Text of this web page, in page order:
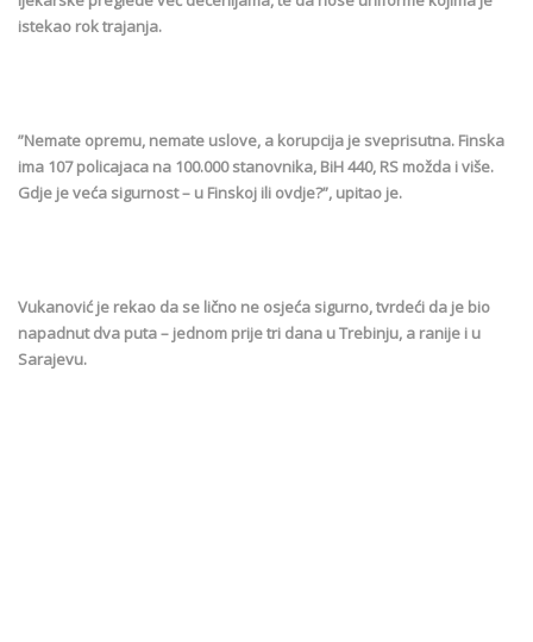
istekao rok trajanja.
”Nemate opremu, nemate uslove, a korupcija je sveprisutna. Finska
ima 107 policajaca na 100.000 stanovnika, BiH 440, RS možda i više.
Gdje je veća sigurnost – u Finskoj ili ovdje?”, upitao je.
Vukanović je rekao da se lično ne osjeća sigurno, tvrdeći da je bio
napadnut dva puta – jednom prije tri dana u Trebinju, a ranije i u
Sarajevu.